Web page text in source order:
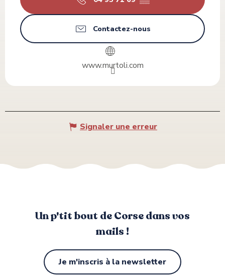
Contactez-nous
www.murtoli.com
Signaler une erreur
Un p'tit bout de Corse dans vos
mails !
Je m'inscris à la newsletter